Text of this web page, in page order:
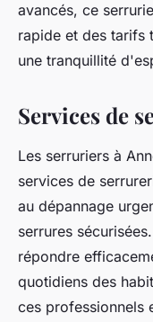
avancés, ce
rapide et des tarifs
une tranquillité
Services de
Les serruriers à
services de
au dépannage
serrures
répondre
quotidiens des
ces professionnels